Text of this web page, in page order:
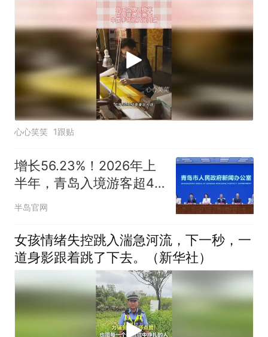
心心笑笑 1跟贴
增长56.23%！2026年上
半年，青岛入境游客超44
万人次
半岛官网
女孩情绪失控跳入湍急河流，下一秒，一
道身影跟着跳了下去。（新华社）